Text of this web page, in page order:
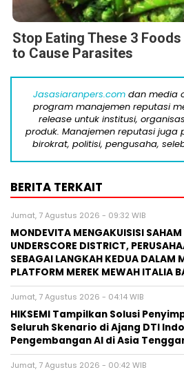
Stop Eating These 3
to Cause Parasites
Jasasiaranpers.com dan media
program manajemen reputasi
release untuk institusi,
produk. Manajemen reputasi juga
birokrat, politisi, pengusaha,
BERITA TERKAIT
Jumat, 7 Agustus 2026 - 09:32 WIB
MONDEVITA MENGAKUISISI
UNDERSCORE DISTRICT,
SEBAGAI LANGKAH KEDUA DALAM
PLATFORM MEREK MEWAH ITALIA
Jumat, 7 Agustus 2026 - 04:14 WIB
HIKSEMI Tampilkan Solusi
Seluruh Skenario di Ajang DTI
Pengembangan AI di Asia
Jumat, 7 Agustus 2026 - 00:42 WIB